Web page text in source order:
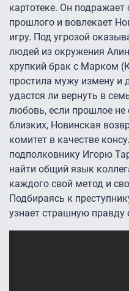
картотеке. Он
прошлого и вовлекает
игру. Под угрозой
людей из окружения
хрупкий брак с Марком
простила мужу измену и
удастся ли вернуть в
любовь, если прошлое не
близких, Новинская
комитет в качестве
подполковнику Игорю
найти общий язык
каждого свой метод и
Подбираясь к
узнает страшную правду